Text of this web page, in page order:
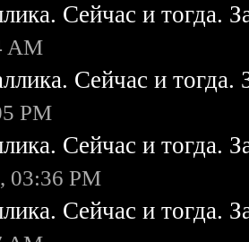
Сейчас и тогда.
AM
Сейчас и
PM
Сейчас и тогда.
03:36 PM
Сейчас и тогда.